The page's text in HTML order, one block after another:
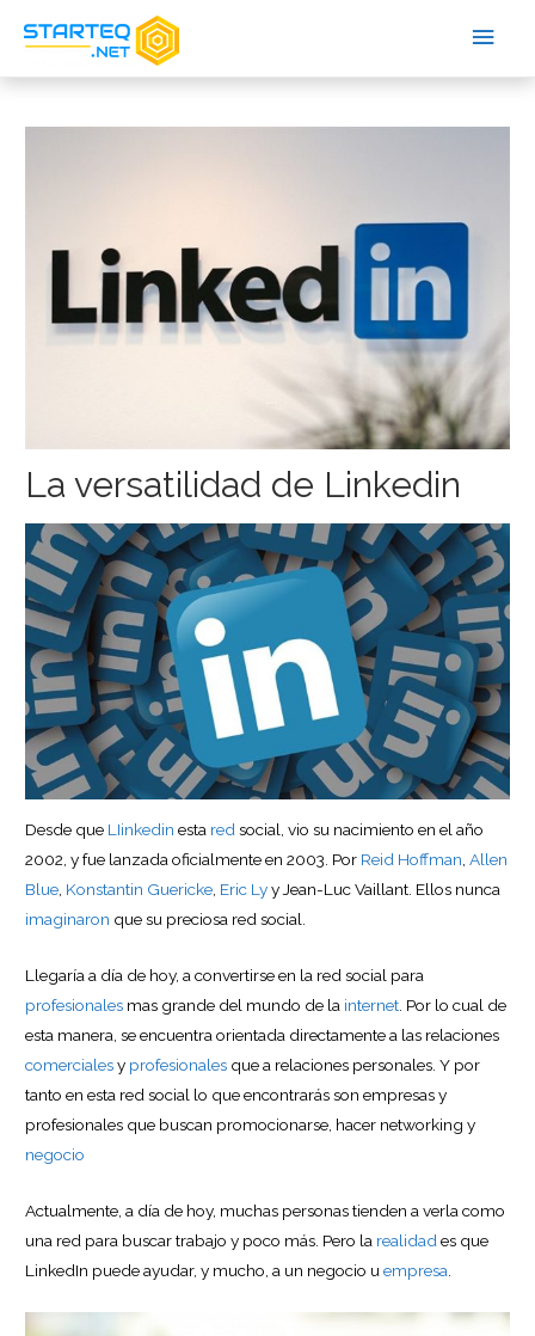
La versatilidad de Linkedin
Desde que LIinkedin esta redsocial, vio su nacimiento en el año
2002, y fue lanzada oficialmente en 2003. Por Reid Hoffman,Allen
Blue, Konstantin Guericke, Eric Lyy Jean-Luc Vaillant. Ellos nunca
imaginaron que su preciosa red social.
Llegaría a día de hoy, a convertirse en la red social para
profesionales mas grande del mundo de la internet . Por lo cual de
esta manera, se encuentra orientada directamente a las relaciones
comercialesy profesionales que a relaciones personales. Y por
tanto en esta red social lo que encontrarás son empresas y
profesionales que buscan promocionarse, hacer networking y
negocio
Actualmente, a día de hoy, muchas personas tienden a verla como
una red para buscar trabajo y poco más. Pero la realidades que
LinkedIn puede ayudar, y mucho, a un negocio uempresa